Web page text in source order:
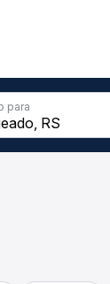
para